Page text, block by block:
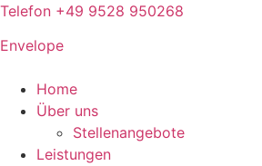
Telefon +49 9528 950268
Envelope
Home
Über uns
Stellenangebote
Leistungen